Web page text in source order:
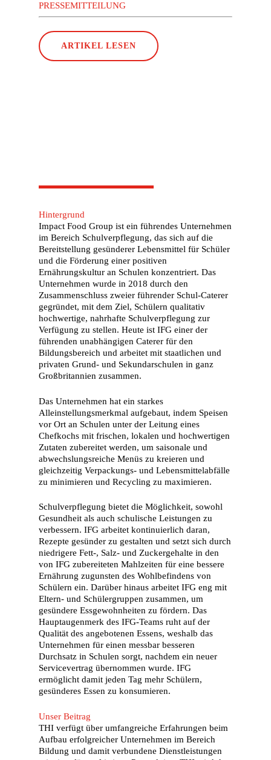
PRESSEMITTEILUNG
ARTIKEL LESEN
Hintergrund
Impact Food Group ist ein führendes Unternehmen
im Bereich Schulverpflegung, das sich auf die
Bereitstellung gesünderer Lebensmittel für Schüler
und die Förderung einer positiven
Ernährungskultur an Schulen konzentriert. Das
Unternehmen wurde in 2018 durch den
Zusammenschluss zweier führender Schul-Caterer
gegründet, mit dem Ziel, Schülern qualitativ
hochwertige, nahrhafte Schulverpflegung zur
Verfügung zu stellen. Heute ist IFG einer der
führenden unabhängigen Caterer für den
Bildungsbereich und arbeitet mit staatlichen und
privaten Grund- und Sekundarschulen in ganz
Großbritannien zusammen.
Das Unternehmen hat ein starkes
Alleinstellungsmerkmal aufgebaut, indem Speisen
vor Ort an Schulen unter der Leitung eines
Chefkochs mit frischen, lokalen und hochwertigen
Zutaten zubereitet werden, um saisonale und
abwechslungsreiche Menüs zu kreieren und
gleichzeitig Verpackungs- und Lebensmittelabfälle
zu minimieren und Recycling zu maximieren.
Schulverpflegung bietet die Möglichkeit, sowohl
Gesundheit als auch schulische Leistungen zu
verbessern. IFG arbeitet kontinuierlich daran,
Rezepte gesünder zu gestalten und setzt sich durch
niedrigere Fett-, Salz- und Zuckergehalte in den
von IFG zubereiteten Mahlzeiten für eine bessere
Ernährung zugunsten des Wohlbefindens von
Schülern ein. Darüber hinaus arbeitet IFG eng mit
Eltern- und Schülergruppen zusammen, um
gesündere Essgewohnheiten zu fördern. Das
Hauptaugenmerk des IFG-Teams ruht auf der
Qualität des angebotenen Essens, weshalb das
Unternehmen für einen messbar besseren
Durchsatz in Schulen sorgt, nachdem ein neuer
Servicevertrag übernommen wurde. IFG
ermöglicht damit jeden Tag mehr Schülern,
gesünderes Essen zu konsumieren.
Unser Beitrag
THI verfügt über umfangreiche Erfahrungen beim
Aufbau erfolgreicher Unternehmen im Bereich
Bildung und damit verbundene Dienstleistungen